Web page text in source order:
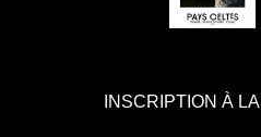
INSCRIPTION À LA